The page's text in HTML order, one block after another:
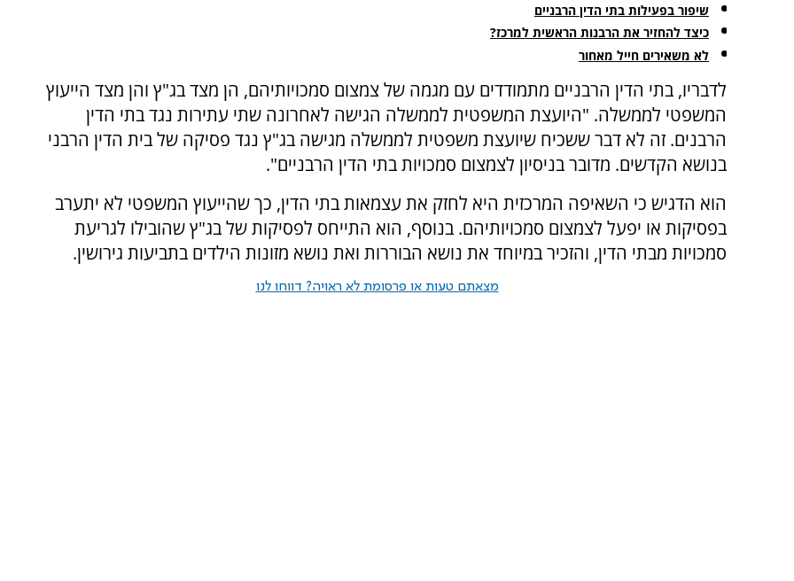
שיפור בפעילות בתי הדין הרבניים
כיצד להחזיר את הרבנות הראשית למרכז?
לא משאירים חייל מאחור
לדבריו, בתי הדין הרבניים מתמודדים עם מגמה של צמצום סמכויותיהם, הן מצד בג"ץ והן מצד הייעוץ
המשפטי לממשלה. "היועצת המשפטית לממשלה הגישה לאחרונה שתי עתירות נגד בתי הדין
הרבנים. זה לא דבר ששכיח שיועצת משפטית לממשלה מגישה בג"ץ נגד פסיקה של בית הדין הרבני
בנושא הקדשים. מדובר בניסיון לצמצום סמכויות בתי הדין הרבניים".
הוא הדגיש כי השאיפה המרכזית היא לחזק את עצמאות בתי הדין, כך שהייעוץ המשפטי לא יתערב
בפסיקות או יפעל לצמצום סמכויותיהם. בנוסף, הוא התייחס לפסיקות של בג"ץ שהובילו לגריעת
סמכויות מבתי הדין, והזכיר במיוחד את נושא הבוררות ואת נושא מזונות הילדים בתביעות גירושין.
מצאתם טעות או פרסומת לא ראויה? דווחו לנו